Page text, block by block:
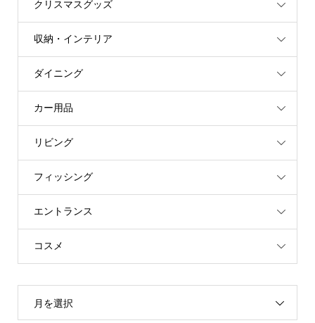
クリスマスグッズ
収納・インテリア
ダイニング
カー用品
リビング
フィッシング
エントランス
コスメ
月を選択